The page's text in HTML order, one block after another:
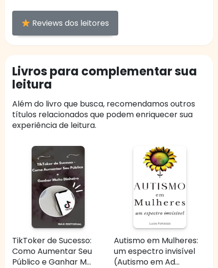
Reviews dos leitores
Livros para complementar sua
leitura
Além do livro que busca, recomendamos outros
títulos relacionados que podem enriquecer sua
experiência de leitura.
TikToker de Sucesso:
Como Aumentar Seu
Público e Ganhar M...
Autismo em Mulheres:
um espectro invisível
(Autismo em Ad...